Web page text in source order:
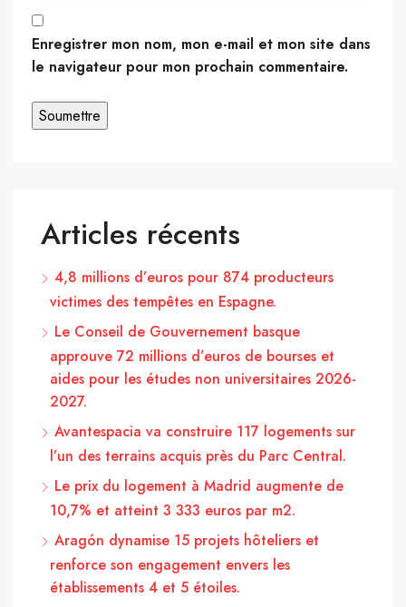
Enregistrer mon nom, mon e-mail et mon site dans
le navigateur pour mon prochain commentaire.
Articles récents
4,8 millions d’euros pour 874 producteurs
victimes des tempêtes en Espagne.
Le Conseil de Gouvernement basque
approuve 72 millions d’euros de bourses et
aides pour les études non universitaires 2026-
2027.
Avantespacia va construire 117 logements sur
l’un des terrains acquis près du Parc Central.
Le prix du logement à Madrid augmente de
10,7% et atteint 3 333 euros par m2.
Aragón dynamise 15 projets hôteliers et
renforce son engagement envers les
établissements 4 et 5 étoiles.